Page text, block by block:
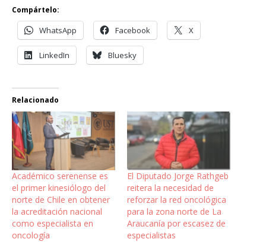
Compártelo:
WhatsApp Facebook X
LinkedIn Bluesky
Relacionado
Académico serenense es
el primer kinesiólogo del
norte de Chile en obtener
la acreditación nacional
como especialista en
oncología
El Diputado Jorge Rathgeb
reitera la necesidad de
reforzar la red oncológica
para la zona norte de La
Araucanía por escasez de
especialistas